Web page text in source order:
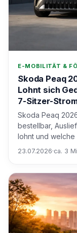
E-MOBILITÄT &
Skoda Peaq
Lohnt sich
7-Sitzer-
Skoda Peaq
bestellbar,
lohnt und
23.07.2026·ca. 3